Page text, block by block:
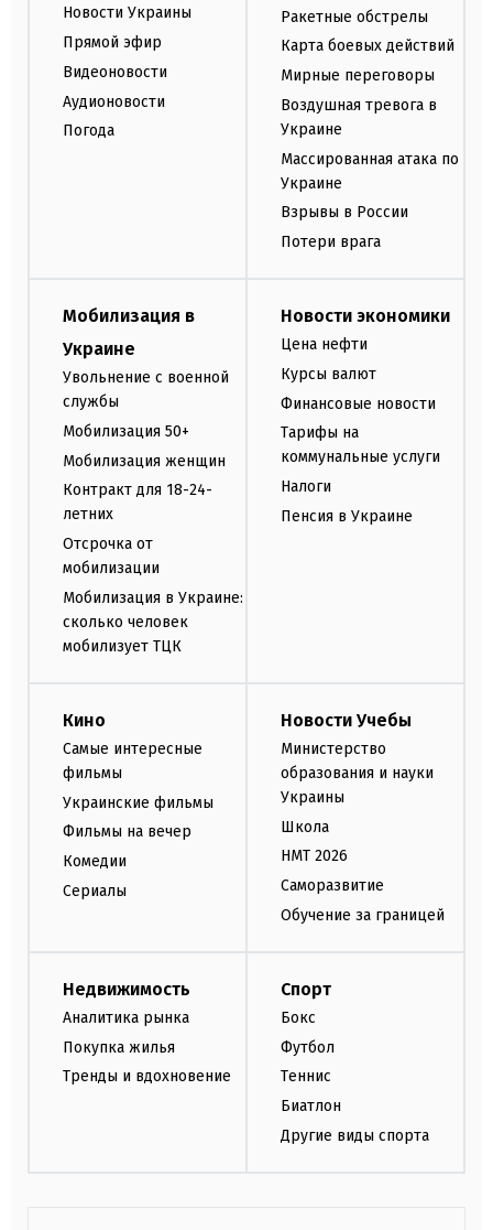
Новости Украины
Прямой эфир
Видеоновости
Аудионовости
Погода
Ракетные обстрелы
Карта боевых действий
Мирные переговоры
Воздушная тревога в
Украине
Массированная атака по
Украине
Взрывы в России
Потери врага
Мобилизация в
Украине
Увольнение с военной
службы
Мобилизация 50+
Мобилизация женщин
Контракт для 18-24-
летних
Отсрочка от
мобилизации
Мобилизация в Украине:
сколько человек
мобилизует ТЦК
Новости экономики
Цена нефти
Курсы валют
Финансовые новости
Тарифы на
коммунальные услуги
Налоги
Пенсия в Украине
Кино
Самые интересные
фильмы
Украинские фильмы
Фильмы на вечер
Комедии
Сериалы
Новости Учебы
Министерство
образования и науки
Украины
Школа
НМТ 2026
Саморазвитие
Обучение за границей
Недвижимость
Аналитика рынка
Покупка жилья
Тренды и вдохновение
Спорт
Бокс
Футбол
Теннис
Биатлон
Другие виды спорта